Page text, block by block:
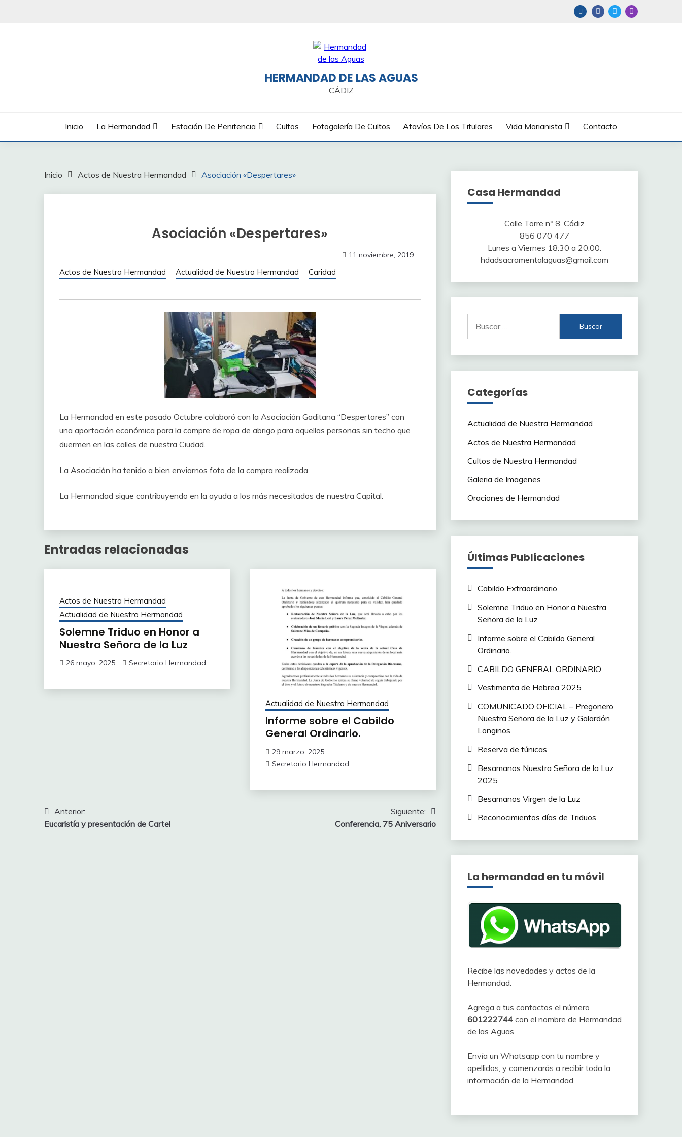
HERMANDAD DE LAS AGUAS
CÁDIZ
Inicio La Hermandad Estación De Penitencia Cultos Fotogalería De Cultos Atavíos De Los Titulares Vida Marianista Contacto
Inicio Actos de Nuestra Hermandad Asociación «Despertares»
Asociación «Despertares»
11 noviembre, 2019
Actos de Nuestra Hermandad Actualidad de Nuestra Hermandad Caridad
La Hermandad en este pasado Octubre colaboró con la Asociación Gaditana “Despertares” con
una aportación económica para la compre de ropa de abrigo para aquellas personas sin techo que
duermen en las calles de nuestra Ciudad.
La Asociación ha tenido a bien enviarnos foto de la compra realizada.
La Hermandad sigue contribuyendo en la ayuda a los más necesitados de nuestra Capital.
Entradas relacionadas
Actos de Nuestra Hermandad
Actualidad de Nuestra Hermandad
Solemne Triduo en Honor a
Nuestra Señora de la Luz
26 mayo, 2025 Secretario Hermandad
Actualidad de Nuestra Hermandad
Informe sobre el Cabildo
General Ordinario.
29 marzo, 2025
Secretario Hermandad
Navegación
de
Anterior:
Eucaristía y presentación de Cartel
Siguiente:
Conferencia, 75 Aniversario
Casa Hermandad
Calle Torre nº 8. Cádiz
856 070 477
Lunes a Viernes 18:30 a 20:00.
hdadsacramentalaguas@gmail.com
Categorías
Actualidad de Nuestra Hermandad
Actos de Nuestra Hermandad
Cultos de Nuestra Hermandad
Galeria de Imagenes
Oraciones de Hermandad
Últimas Publicaciones
Cabildo Extraordinario
Solemne Triduo en Honor a Nuestra
Señora de la Luz
Informe sobre el Cabildo General
Ordinario.
CABILDO GENERAL ORDINARIO
Vestimenta de Hebrea 2025
COMUNICADO OFICIAL – Pregonero
Nuestra Señora de la Luz y Galardón
Longinos
Reserva de túnicas
Besamanos Nuestra Señora de la Luz
2025
Besamanos Virgen de la Luz
Reconocimientos días de Triduos
La hermandad en tu móvil
Recibe las novedades y actos de la
Hermandad.
Agrega a tus contactos el número
601222744con el nombre de Hermandad
de las Aguas.
Envía un Whatsapp con tu nombre y
apellidos, y comenzarás a recibir toda la
información de la Hermandad.